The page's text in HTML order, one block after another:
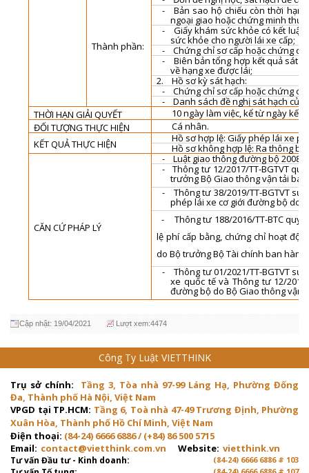
Thành phần:
-
Bản sao hộ chiếu còn thời hạn
ngoại giao hoặc chứng minh thư
-
Giấy khám sức khỏe có kết
sức khỏe cho người lái xe cấp;
-
Chứng chỉ sơ cấp hoặc chứng
-
Biên bản tổng hợp kết quả sát
về hạng xe được lái;
2.
Hồ sơ kỳ sát hạch:
-
Chứng chỉ sơ cấp hoặc chứng
-
Danh sách đề nghị sát hạch
THỜI HẠN GIẢI QUYẾT
10 ngày làm việc, kể từ ngày kết
ĐỐI TƯỢNG THỰC HIỆN
Cá nhân.
KẾT QUẢ THỰC HIỆN
Hồ sơ hợp lệ: Giấy phép lái xe
Hồ sơ không hợp lệ: Ra thông
CĂN CỨ PHÁP LÝ
- Luật giao thông đường bộ 2008
-
Thông tư 12/2017/TT-BGTVT
trưởng Bộ Giao thông vận tải
-
Thông tư 38/2019/TT-BGTVT
phép lái xe cơ giới đường bộ do
- Thông tư 188/2016/TT-BTC quy
lệ phí cấp bằng, chứng chỉ hoạt
do Bộ trưởng Bộ Tài chính ban hành;
-
Thông tư 01/2021/TT-BGTVT
xe quốc tế và Thông tư 12/
đường bộ do Bộ Giao thông vận
Cập nhật: 19/04/2021 Lượt xem:4474
Công Ty Luật VIETTHINK
Trụ sở chính:
Tầng 3, Tòa nhà 97-99 Láng Hạ, Phường Đống
Đa, Thành phố Hà Nội, Việt Nam
VPGD tại TP.HCM: Tầng 6, Toà nhà 47-49 Trương Định, Phường
Xuân Hòa, Thành phố Hồ Chí Minh, Việt Nam
Điện thoại: (84-24) 6666 6886 / (+84) 86 500 5715
Email: contact@vietthink.com.vn Website: vietthink.vn
Tư vấn Đầu tư - Kinh doanh: (84-24) 6666 6886 # 103